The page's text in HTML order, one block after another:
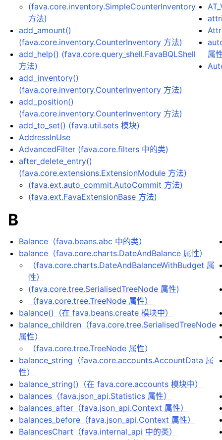
(fava.core.inventory.SimpleCounterInventory
方法)
add_amount()
(fava.core.inventory.CounterInventory 方法)
add_help() (fava.core.query_shell.FavaBQLShell
方法)
add_inventory()
(fava.core.inventory.CounterInventory 方法)
add_position()
(fava.core.inventory.CounterInventory 方法)
add_to_set() (fava.util.sets 模块)
AddressInUse
AdvancedFilter (fava.core.filters 中的类)
after_delete_entry()
(fava.core.extensions.ExtensionModule 方法)
(fava.ext.auto_commit.AutoCommit 方法)
(fava.ext.FavaExtensionBase 方法)
属
B
Balance（fava.beans.abc 中的类）
balance（fava.core.charts.DateAndBalance 属性）
（fava.core.charts.DateAndBalanceWithBudget 属
性）
(fava.core.tree.SerialisedTreeNode 属性)
（fava.core.tree.TreeNode 属性）
balance()（在 fava.beans.create 模块中）
balance_children（fava.core.tree.SerialisedTreeNode
属性）
（fava.core.tree.TreeNode 属性）
balance_string（fava.core.accounts.AccountData 属
性）
balance_string()（在 fava.core.accounts 模块中）
balances（fava.json_api.Statistics 属性）
balances_after（fava.json_api.Context 属性）
balances_before（fava.json_api.Context 属性）
BalancesChart（fava.internal_api 中的类）